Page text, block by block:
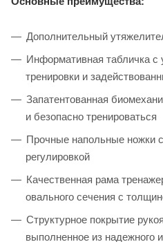
Дополнительный
Информативная табличка с
тренировки и
Запатентованная
и безопасно тренироваться
Прочные напольные ножки
регулировкой
Качественная рама
овального сечения с
Структурное покрытие
выполненное из надежного